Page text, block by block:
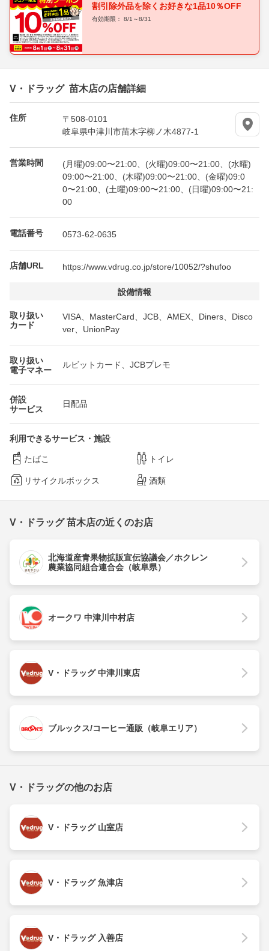
割引除外品を除くお好きな1品10％OFF
有効期限： 8/1～8/31
V・ドラッグ 苗木店の店舗詳細
住所
〒508-0101
岐阜県中津川市苗木字柳ノ木4877-1
営業時間
(月曜)09:00〜21:00、(火曜)09:00〜21:00、(水曜)
09:00〜21:00、(木曜)09:00〜21:00、(金曜)09:0
0〜21:00、(土曜)09:00〜21:00、(日曜)09:00〜21:
00
電話番号 0573-62-0635
店舗URL https://www.vdrug.co.jp/store/10052/?shufoo
設備情報
取り扱い
カード
VISA、MasterCard、JCB、AMEX、Diners、Disco
ver、UnionPay
取り扱い
電子マネー
ルビットカード、JCBプレモ
併設
サービス
日配品
利用できるサービス・施設
たばこ トイレ
リサイクルボックス 酒類
V・ドラッグ 苗木店の近くのお店
北海道産青果物拡販宣伝協議会／ホクレン
農業協同組合連合会（岐阜県）
オークワ 中津川中村店
V・ドラッグ 中津川東店
ブルックス/コーヒー通販（岐阜エリア）
V・ドラッグの他のお店
V・ドラッグ 山室店
V・ドラッグ 魚津店
V・ドラッグ 入善店